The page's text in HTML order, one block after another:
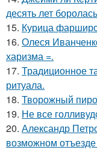
десять лет
15. Курица
16. Олеся
харизма =.
17. Традиционное
ритуала.
18. Творожный
19. Не все
20. Александр
возможном